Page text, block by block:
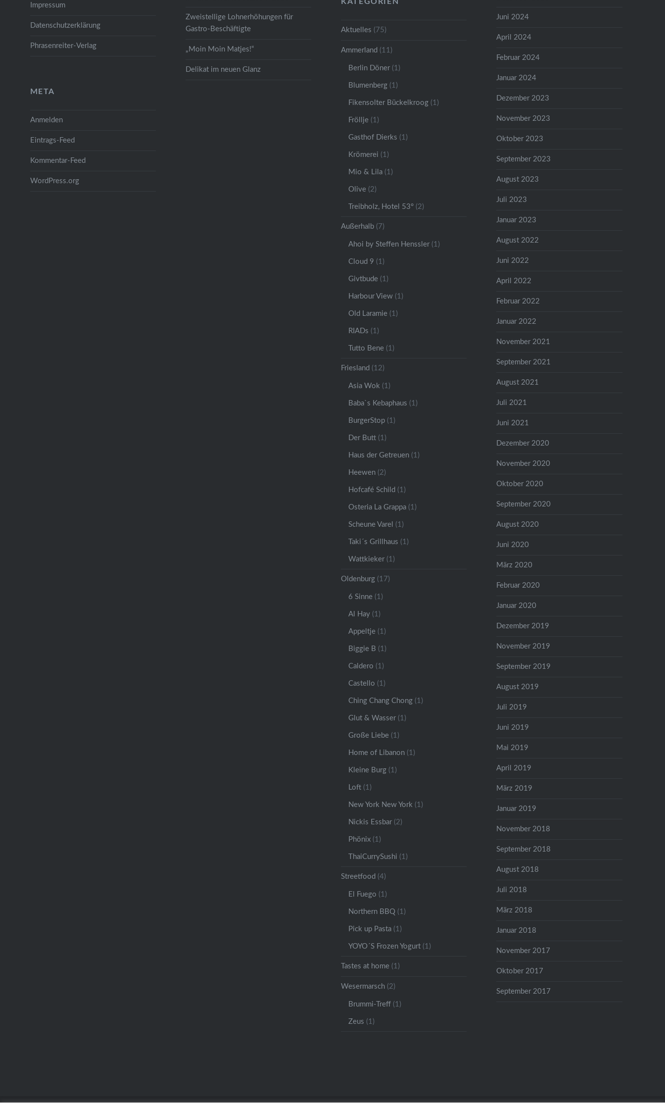
Zweistellige Lohnerhöhungen für
Gastro-Beschäftigte
„Moin Moin Matjes!“
Delikat im neuen Glanz
Juni 2024
April 2024
Februar 2024
Januar 2024
Dezember 2023
November 2023
Oktober 2023
September 2023
August 2023
Juli 2023
Januar 2023
August 2022
Juni 2022
April 2022
Februar 2022
Januar 2022
November 2021
September 2021
August 2021
Juli 2021
Juni 2021
Dezember 2020
November 2020
Oktober 2020
September 2020
August 2020
Juni 2020
März 2020
Februar 2020
Januar 2020
Dezember 2019
November 2019
September 2019
August 2019
Juli 2019
Juni 2019
Mai 2019
April 2019
März 2019
Januar 2019
November 2018
September 2018
August 2018
Juli 2018
März 2018
Januar 2018
November 2017
Oktober 2017
September 2017
Impressum
Datenschutzerklärung
Phrasenreiter-Verlag
Aktuelles (75)
Ammerland (11)
Berlin Döner(1)
Blumenberg (1)
Fikensolter Bückelkroog (1)
Fröllje (1)
Gasthof Dierks (1)
Krömerei (1)
Mio & Lila (1)
Olive (2)
Treibholz, Hotel 53° (2)
Außerhalb (7)
Ahoi by Steffen Henssler(1)
Cloud 9 (1)
Givtbude (1)
Harbour View (1)
Old Laramie (1)
RIADs (1)
Tutto Bene (1)
Friesland (12)
Asia Wok (1)
Baba`s Kebaphaus (1)
BurgerStop (1)
Der Butt (1)
Haus der Getreuen (1)
Heewen (2)
Hofcafé Schild (1)
Osteria La Grappa (1)
Scheune Varel (1)
Taki´s Grillhaus (1)
Wattkieker(1)
Oldenburg (17)
6 Sinne (1)
Al Hay (1)
Appeltje (1)
Biggie B (1)
Caldero (1)
Castello (1)
Ching Chang Chong (1)
Glut & Wasser(1)
Große Liebe (1)
Home of Libanon (1)
Kleine Burg (1)
Loft (1)
New York New York (1)
Nickis Essbar(2)
Phönix (1)
ThaiCurrySushi (1)
Streetfood (4)
El Fuego (1)
Northern BBQ (1)
Pick up Pasta (1)
YOYO´S Frozen Yogurt (1)
Tastes at home (1)
Wesermarsch (2)
Brummi-Treff (1)
Zeus (1)
META
Anmelden
Eintrags-Feed
Kommentar-Feed
WordPress.org